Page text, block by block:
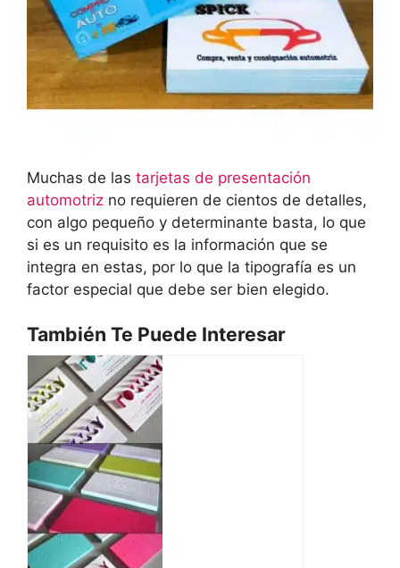
Muchas de las tarjetas de presentación
automotriz no requieren de cientos de detalles,
con algo pequeño y determinante basta, lo que
si es un requisito es la información que se
integra en estas, por lo que la tipografía es un
factor especial que debe ser bien elegido.
También Te Puede Interesar